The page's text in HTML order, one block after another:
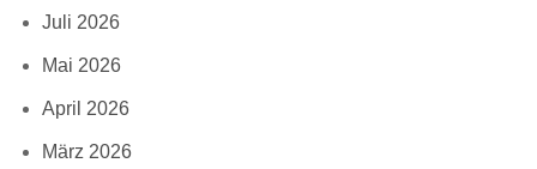
Juli 2026
Mai 2026
April 2026
März 2026